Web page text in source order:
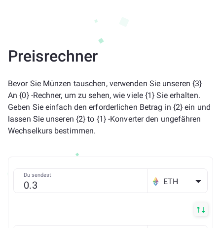
Preisrechner
Bevor Sie Münzen tauschen, verwenden Sie unseren {3}
An {0} -Rechner, um zu sehen, wie viele {1} Sie erhalten.
Geben Sie einfach den erforderlichen Betrag in {2} ein und
lassen Sie unseren {2} to {1} -Konverter den ungefähren
Wechselkurs bestimmen.
Du sendest
ETH